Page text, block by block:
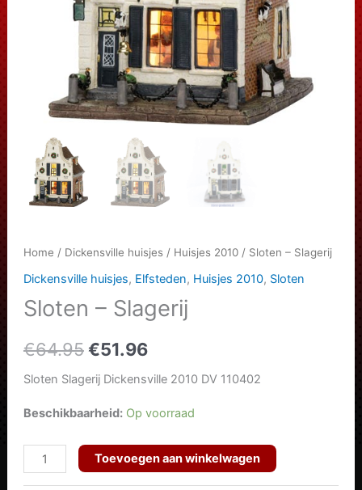
Home / Dickensville huisjes/ Huisjes 2010/ Sloten – Slagerij
Dickensville huisjes, Elfsteden, Huisjes 2010, Sloten
Sloten – Slagerij
€64.95Oorspronkelijke
prijs
was:
€64.95.
€51.96Huidige
prijs
is:
€51.96.
Sloten Slagerij Dickensville 2010 DV 110402
Beschikbaarheid: Op voorraad
Sloten
-
Toevoegen aan winkelwagen